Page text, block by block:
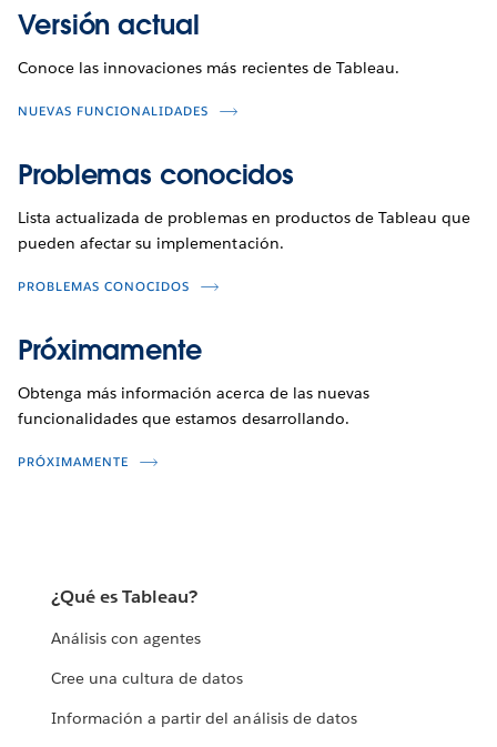
Versión actual
Conoce las innovaciones más recientes de Tableau.
NUEVAS FUNCIONALIDADES
Problemas conocidos
Lista actualizada de problemas en productos de Tableau que
pueden afectar su implementación.
PROBLEMAS CONOCIDOS
Próximamente
Obtenga más información acerca de las nuevas
funcionalidades que estamos desarrollando.
PRÓXIMAMENTE
¿Qué es Tableau?
Análisis con agentes
Cree una cultura de datos
Información a partir del análisis de datos